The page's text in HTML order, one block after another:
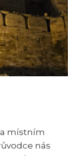
místním
nás